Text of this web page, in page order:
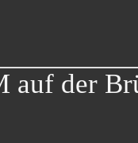
auf der